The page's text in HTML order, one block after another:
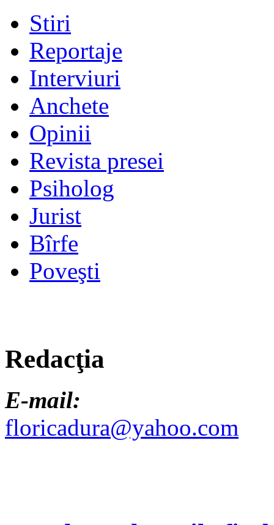
Stiri
Reportaje
Interviuri
Anchete
Opinii
Revista presei
Psiholog
Jurist
Bîrfe
Poveşti
Redacţia
E-mail:
floricadura@yahoo.com